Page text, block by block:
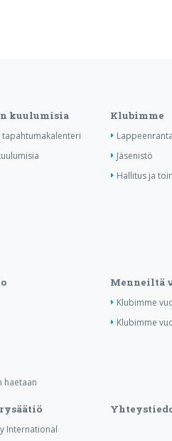
kuulumisia Klubimme
Jäsenistö
Hallitus ja
haetaan
Menneiltä
Klubimme
Klubimme
International